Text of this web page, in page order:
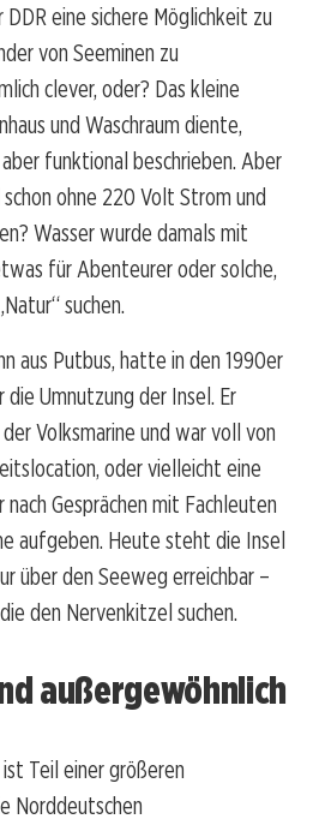
eine sichere Möglichkeit zu
von Seeminen zu
clever, oder? Das kleine
und Waschraum diente,
funktional beschrieben. Aber
ohne 220 Volt Strom und
Wasser wurde damals mit
für Abenteurer oder solche,
suchen.
aus Putbus, hatte in den 1990er
Umnutzung der Insel. Er
Volksmarine und war voll von
oder vielleicht eine
Gesprächen mit Fachleuten
aufgeben. Heute steht die Insel
über den Seeweg erreichbar –
den Nervenkitzel suchen.
außergewöhnlich
Teil einer größeren
Norddeutschen